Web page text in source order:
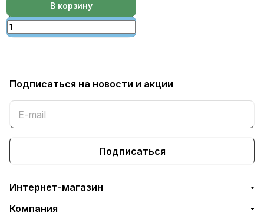
В корзину
Подписаться на новости и акции
Подписаться
Интернет-магазин
Компания